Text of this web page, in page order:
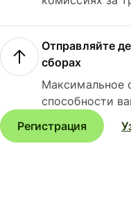
Отправляйте
сборах
Максимальное
способности
Регистрация